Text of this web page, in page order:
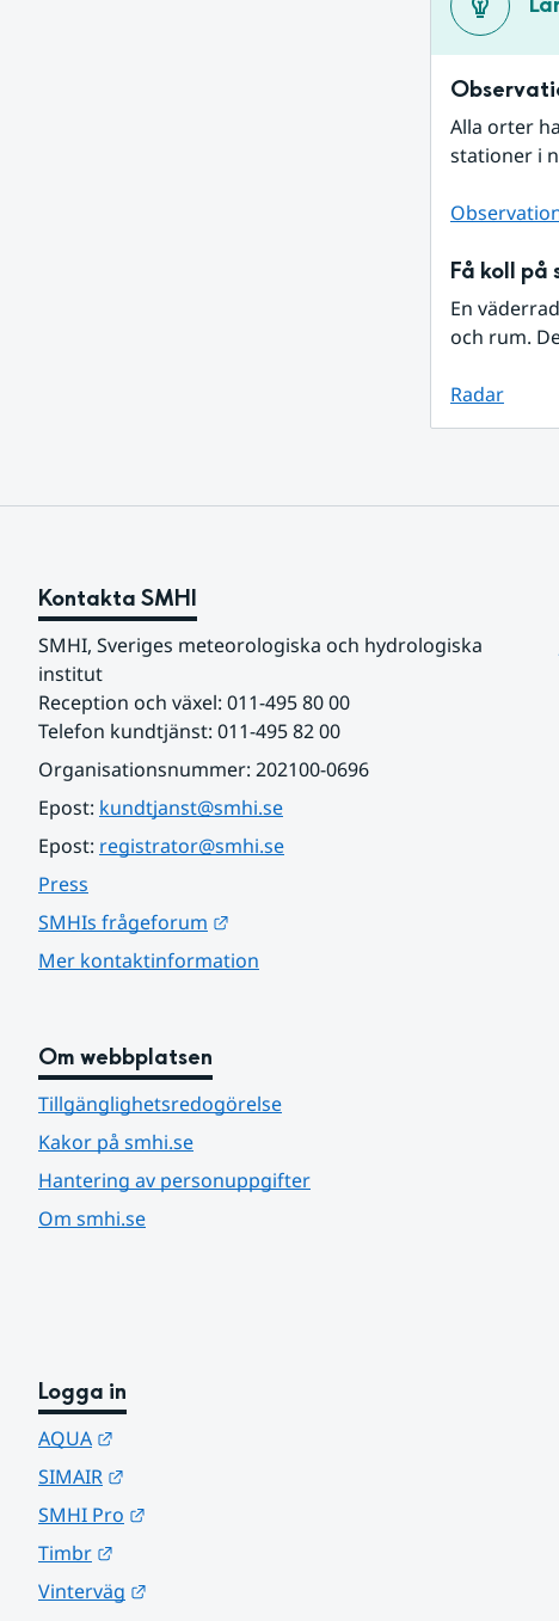
Alla orter
stationer i
Få koll på
En
och rum.
Radar
Kontakta SMHI
SMHI, Sveriges meteorologiska och hydrologiska
institut
Reception och växel: 011-495 80 00
Telefon kundtjänst: 011-495 82 00
Organisationsnummer: 202100-0696
Epost: kundtjanst@smhi.se
Epost: registrator@smhi.se
Press
SMHIs frågeforum
Mer kontaktinformation
Om webbplatsen
Tillgänglighetsredogörelse
Kakor på smhi.se
Hantering av personuppgifter
Om smhi.se
Logga in
AQUA
SIMAIR
SMHI Pro
Timbr
Vinterväg